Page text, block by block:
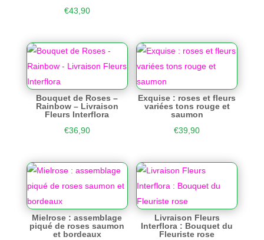
€43,90
Bouquet de Roses –
Rainbow – Livraison
Fleurs Interflora
€36,90
Exquise : roses et fleurs
variées tons rouge et
saumon
€39,90
Mielrose : assemblage
piqué de roses saumon
et bordeaux
Livraison Fleurs
Interflora : Bouquet du
Fleuriste rose